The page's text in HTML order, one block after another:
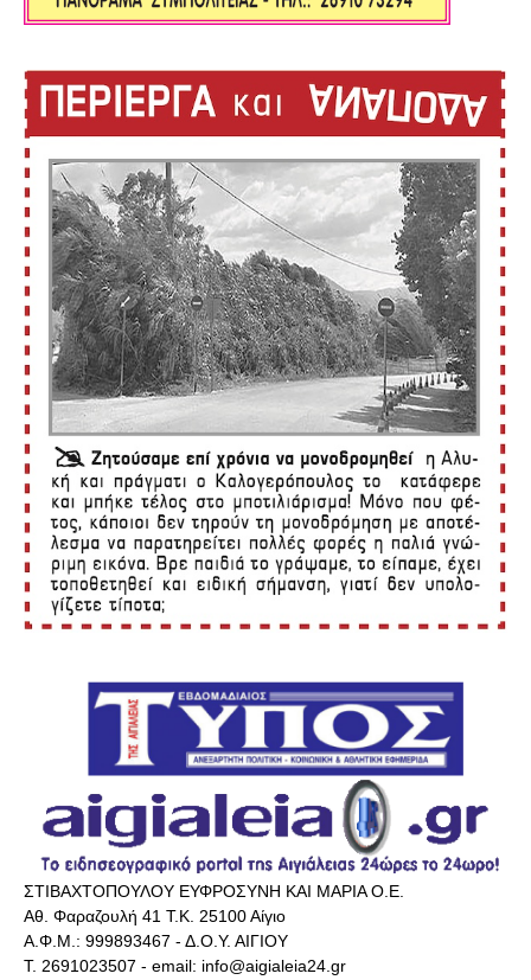
ΣΤΙΒΑΧΤΟΠΟΥΛΟΥ ΕΥΦΡΟΣΥΝΗ ΚΑΙ ΜΑΡΙΑ Ο.Ε.
Αθ. Φαραζουλή 41 Τ.Κ. 25100 Αίγιο
Α.Φ.Μ.: 999893467 - Δ.Ο.Υ. ΑΙΓΙΟΥ
Τ. 2691023507 - email: info@aigialeia24.gr